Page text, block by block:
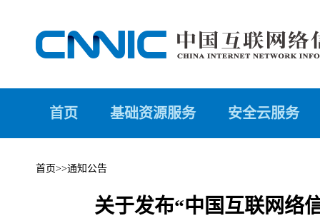
首页 基础资源服务 安全云服务
首页>>通知公告
关于发布“中国互联网络